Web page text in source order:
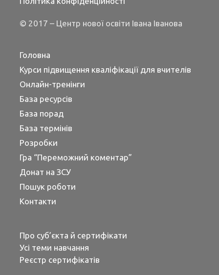
© 2017 – Центр нової освіти Івана Іванова
Головна
Курси підвищення кваліфікації для вчителів
Онлайн-тренінги
База ресурсів
База порад
База термінів
Розробки
Гра “Переможний коментар”
Донат на ЗСУ
Пошук роботи
Контакти
Про суб’єкта й сертифікати
Усі теми навчання
Реєстр сертифікатів